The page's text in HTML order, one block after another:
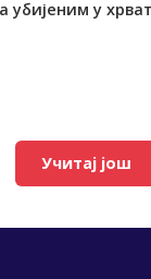
у
Учитај још